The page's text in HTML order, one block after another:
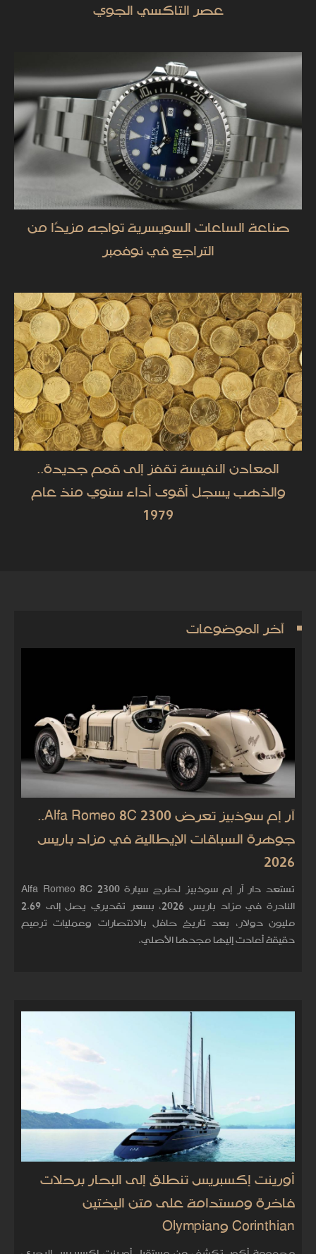
عصر التاكسي الجوي
صناعة الساعات السويسرية تواجه مزيدًا من
التراجع في نوفمبر
المعادن النفيسة تقفز إلى قمم جديدة..
والذهب يسجل أقوى أداء سنوي منذ عام
1979
آخر الموضوعات
آر إم سوذبيز تعرض Alfa Romeo 8C 2300..
جوهرة السباقات الإيطالية في مزاد باريس
2026
تستعد دار آر إم سوذبيز لطرح سيارة Alfa Romeo 8C 2300
النادرة في مزاد باريس 2026، بسعر تقديري يصل إلى 2.69
مليون دولار، بعد تاريخ حافل بالانتصارات وعمليات ترميم
دقيقة أعادت إليها مجدها الأصلي.
أورينت إكسبريس تنطلق إلى البحار برحلات
فاخرة ومستدامة على متن اليختين
Corinthian وOlympian